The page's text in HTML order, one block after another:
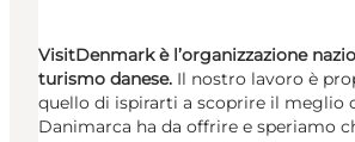
VisitDenmark è l’organizzazione
turismo danese. Il nostro lavoro è
quello di ispirarti a scoprire il meglio
Danimarca ha da offrire e speriamo